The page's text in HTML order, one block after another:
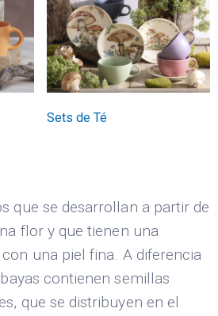
Sets de Té
que se desarrollan a partir de
flor y que tienen una
una piel fina. A diferencia
contienen semillas
que se distribuyen en el